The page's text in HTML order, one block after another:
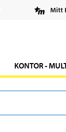
Mitt
KONTOR -